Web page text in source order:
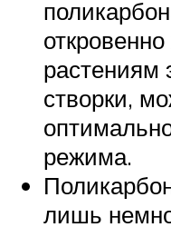
растениям
створки,
режима.
лишь